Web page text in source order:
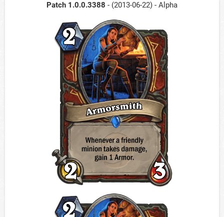
Patch 1.0.0.3388 - (2013-06-22) - Alpha